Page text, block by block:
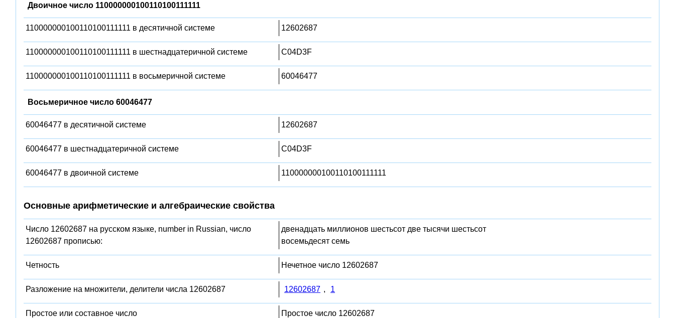
Двоичное число 110000000100110100111111
110000000100110100111111 в десятичной системе 12602687
110000000100110100111111 в шестнадцатеричной системе C04D3F
110000000100110100111111 в восьмеричной системе 60046477
Восьмеричное число 60046477
60046477 в десятичной системе 12602687
60046477 в шестнадцатеричной системе C04D3F
60046477 в двоичной системе 110000000100110100111111
Основные арифметические и алгебраические свойства
Число 12602687 на русском языке, number in Russian, число
12602687 прописью:
двенадцать миллионов шестьсот две тысячи шестьсот
восемьдесят семь
Четность Нечетное число 12602687
Разложение на множители, делители числа 12602687 12602687 , 1
Простое или составное число Простое число 12602687